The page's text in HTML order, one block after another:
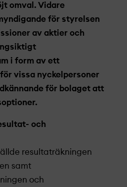
omval. Vidare
för styrelsen
av aktier och
i form av ett
vissa nyckelpersoner
för bolaget att
och
resultaträkningen
samt
och